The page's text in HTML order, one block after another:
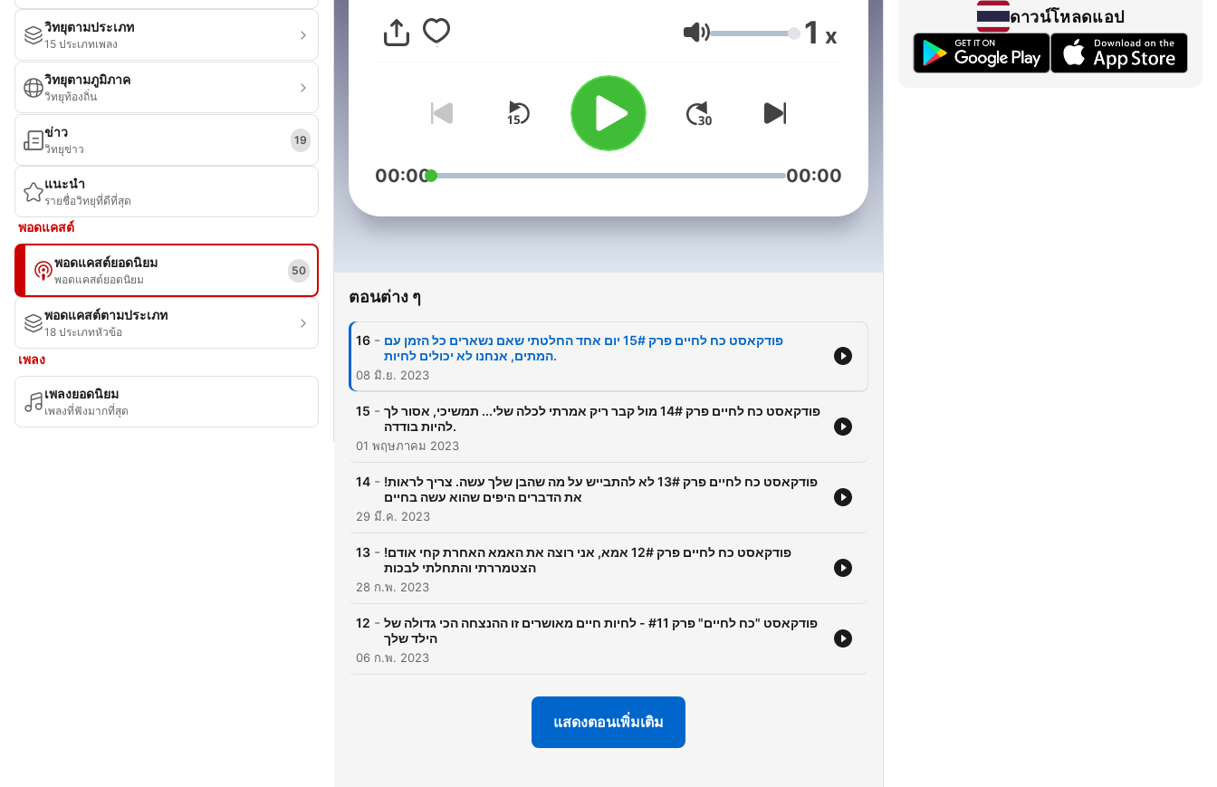
วิทยุตามประเภท
15 ประเภทเพลง
วิทยุตามภูมิภาค
วิทยุท้องถิ่น
ข่าว
วิทยุข่าว
19
แนะนำ
รายชื่อวิทยุที่ดีที่สุด
พอดแคสต์
พอดแคสต์ยอดนิยม
พอดแคสต์ยอดนิยม
50
พอดแคสต์ตามประเภท
18 ประเภทหัวข้อ
เพลง
เพลงยอดนิยม
เพลงที่ฟังมากที่สุด
גונדרס, יו"ר עמותת אור למשפחות
בחרה להקים פודקאסט עבור
בכל פרק יעלו לשידור הורים ואחים
שכולים אשר קבלו את הבשורה
המרה מכל ובחרו לקום ולחיות חיים
משמעותיים ומלאי ערך לצד אנשי
השראה. מוזמנים להאזין, להגיב
ระดับเสียง 1 x
00:00 00:00
ตอนต่าง ๆ
16 - פודקאסט כח לחיים פרק 15# יום אחד החלטתי שאם נשארים כל הזמן עם
המתים, אנחנו לא יכולים לחיות.
08 มิ.ย. 2023
15 - פודקאסט כח לחיים פרק 14# מול קבר ריק אמרתי לכלה שלי... תמשיכי, אסור לך
להיות בודדה.
01 พฤษภาคม 2023
14 - !פודקאסט כח לחיים פרק 13# לא להתבייש על מה שהבן שלך עשה. צריך לראות
את הדברים היפים שהוא עשה בחיים
29 มี.ค. 2023
13 - פודקאסט כח לחיים פרק 12# אמא, אני רוצה את האמא האחרת קחי אודם!
הצטמררתי והתחלתי לבכות
28 ก.พ. 2023
12 - פודקאסט "כח לחיים" פרק #11 - לחיות חיים מאושרים זו ההנצחה הכי גדולה של
הילד שלך
06 ก.พ. 2023
แสดงตอนเพิ่มเติม
ดาวน์โหลดแอป